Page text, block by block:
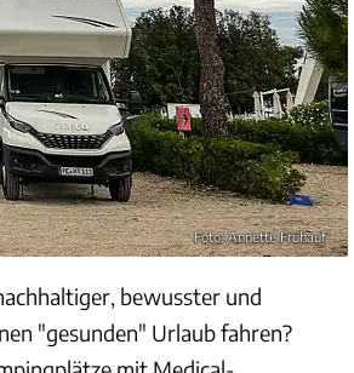
Foto: Annette Frühauf
bewusster und
"gesunden" Urlaub fahren?